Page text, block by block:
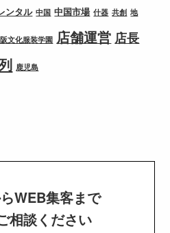
ンタル 中国 中国市場 什器 共創 地
文化服装学園 店舗運営 店長
鹿児島
WEB集客まで
相談ください